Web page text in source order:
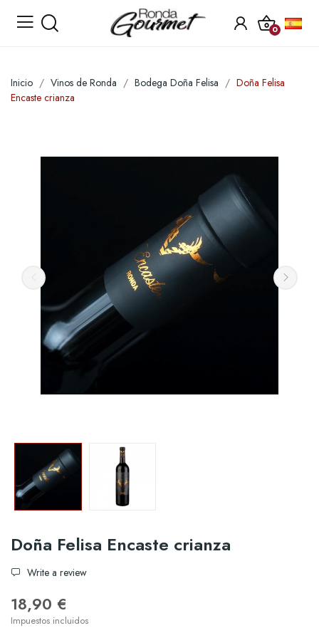
0
Inicio Vinos de Ronda Bodega Doña Felisa
Doña Felisa
Encaste crianza
Doña Felisa Encaste crianza
Write a review
18,90 €
Impuestos incluidos